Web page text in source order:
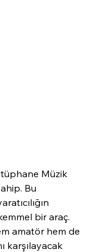
Müzik
Bu
bir araç.
amatör hem de
karşılayacak